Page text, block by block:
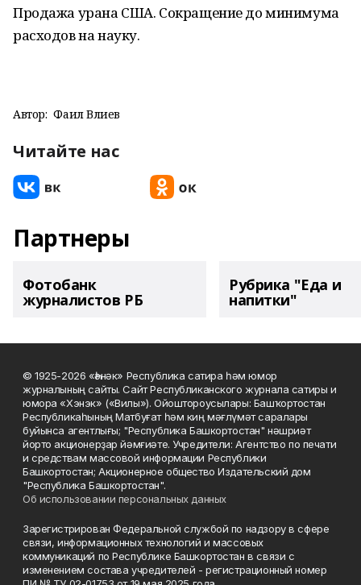
Продажа урана США. Сокращение до минимума
расходов на науку.
Автор: Фаил Вәлиев
Читайте нас
Партнеры
Фотобанк
журналистов РБ
Рубрика "Еда и
напитки"
© 1925-2026 «Һәнәк» Республика сатира һәм юмор
журналының сайты. Сайт Республиканского журнала сатиры и
юмора «Хэнэк» («Вилы»). Ойоштороусылары: Башҡортостан
Республикаһының Матбуғат һәм киң мәғлүмәт саралары
буйынса агентлығы; "Республика Башкортостан" нәшриәт
йорто акционерҙар йәмғиәте. Учредители: Агентство по печати
и средствам массовой информации Республики
Башкортостан; Акционерное общество Издательский дом
"Республика Башкортостан".
Об использовании персональных данных
Зарегистрирован Федеральной службой по надзору в сфере
связи, информационных технологий и массовых
коммуникаций по Республике Башкортостан в связи с
изменением состава учредителей - регистрационный номер